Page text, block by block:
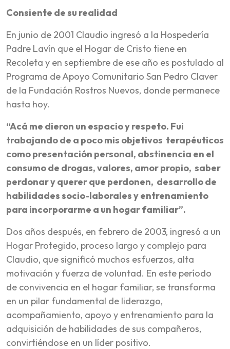
Consiente de su realidad
En junio de 2001 Claudio ingresó a la Hospedería
Padre Lavín que el Hogar de Cristo tiene en
Recoleta y en septiembre de ese año es postulado al
Programa de Apoyo Comunitario San Pedro Claver
de la Fundación Rostros Nuevos, donde permanece
hasta hoy.
“Acá me dieron un espacio y respeto. Fui
trabajando de a poco mis objetivos terapéuticos
como presentación personal, abstinencia en el
consumo de drogas, valores, amor propio, saber
perdonar y querer que perdonen, desarrollo de
habilidades socio-laborales y entrenamiento
para incorporarme a un hogar familiar”.
Dos años después, en febrero de 2003, ingresó a un
Hogar Protegido, proceso largo y complejo para
Claudio, que significó muchos esfuerzos, alta
motivación y fuerza de voluntad. En este período
de convivencia en el hogar familiar, se transforma
en un pilar fundamental de liderazgo,
acompañamiento, apoyo y entrenamiento para la
adquisición de habilidades de sus compañeros,
convirtiéndose en un líder positivo.